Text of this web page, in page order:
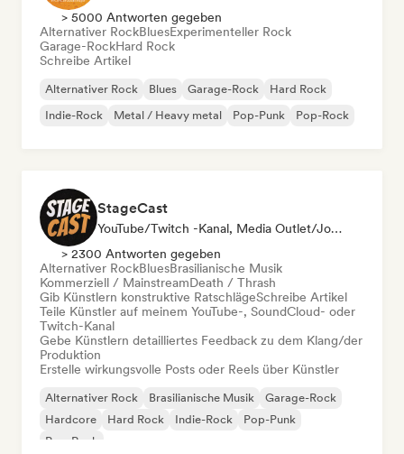
> 5000 Antworten gegeben
Alternativer RockBluesExperimenteller Rock
Garage-RockHard Rock
Schreibe Artikel
Alternativer Rock Blues Garage-Rock
Hard Rock
Indie-Rock
Metal / Heavy metal Pop-Punk Pop-Rock
StageCast
YouTube/Twitch -Kanal, Media Outlet/Journalist, Mentorin, Social Media Influencer, Sound Experte
> 2300 Antworten gegeben
Alternativer RockBluesBrasilianische Musik
Kommerziell / MainstreamDeath / Thrash
Gib Künstlern konstruktive RatschlägeSchreibe Artikel
Teile Künstler auf meinem YouTube-, SoundCloud- oder
Twitch-Kanal
Gebe Künstlern detailliertes Feedback zu dem Klang/der
Produktion
Erstelle wirkungsvolle Posts oder Reels über Künstler
Alternativer Rock Brasilianische Musik
Garage-Rock
Hardcore
Hard Rock Indie-Rock
Pop-Punk
Pop-Rock